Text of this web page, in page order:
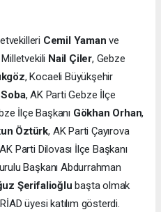
Cemil Yaman ve
Nail Çiler, Gebze
, Kocaeli Büyükşehir
, AK Parti Gebze İlçe
İlçe Başkanı Gökhan Orhan,
Öztürk, AK Parti Çayırova
Parti Dilovası İlçe Başkanı
Başkanı Abdurrahman
Şerifalioğlu başta olmak
üyesi katılım gösterdi.